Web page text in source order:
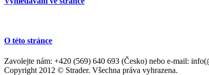
O této stránce
Zavolejte nám: +420 (569) 640 693 (Česko) nebo e-mail:
Copyright 2012 © Strader. Všechna práva vyhrazena.